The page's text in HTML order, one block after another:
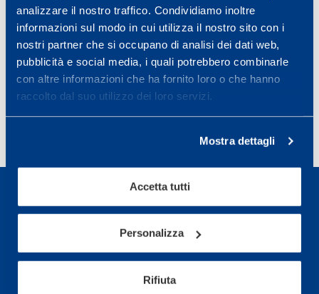
analizzare il nostro traffico. Condividiamo inoltre
informazioni sul modo in cui utilizza il nostro sito con i
nostri partner che si occupano di analisi dei dati web,
pubblicità e social media, i quali potrebbero combinarle
con altre informazioni che ha fornito loro o che hanno
raccolto dal suo utilizzo dei loro servizi.
Mostra dettagli
Accetta tutti
Personalizza
Rifiuta
28 Marzo 2022 / cubetti di sapere
COSA SUCCEDE SE USIAMO LA
MASCHERINA MENTRE PRATICHIAMO
SPORT?
Sport Service Mapei S.r.l. - Via Busto Fagnano 38,